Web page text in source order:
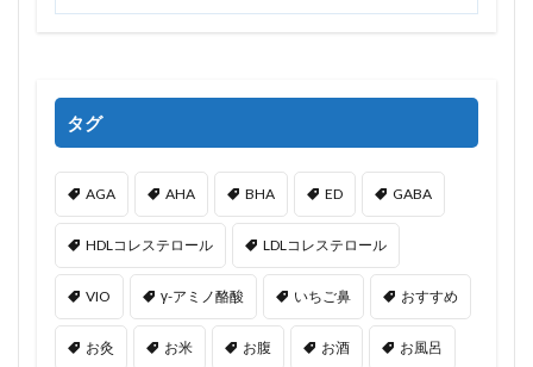
タグ
AGA AHA BHA ED GABA
HDLコレステロール LDLコレステロール
VIO γ-アミノ酪酸 いちご鼻 おすすめ
お灸 お米 お腹 お酒 お風呂